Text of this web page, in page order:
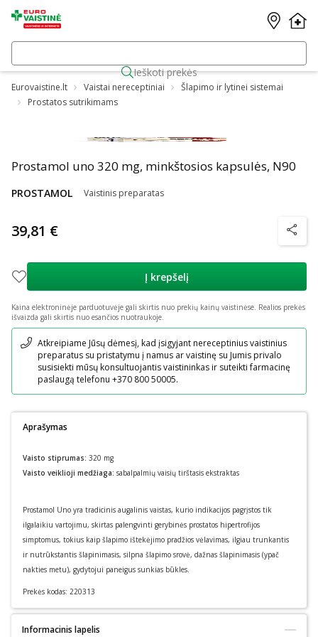
Ieškoti prekės
Eurovaistine.lt Vaistai nereceptiniai
Šlapimo ir lytinei sistemai
Prostatos sutrikimams
Prostamol uno 320 mg, minkštosios kapsulės, N90
PROSTAMOL Vaistinis preparatas
39,81 €
Į krepšelį
Kaina elektroninėje parduotuvėje gali skirtis nuo prekių kainų vaistinėse. Realios prekės
išvaizda gali skirtis nuo esančios nuotraukoje.
Pranešimas
Atkreipiame Jūsų dėmesį, kad įsigyjant nereceptinius vaistinius
preparatus su pristatymu į namus ar vaistinę su Jumis privalo
susisiekti mūsų konsultuojantis vaistininkas ir suteikti farmacinę
paslaugą telefonu +370 800 50005.
Aprašymas
Vaisto stiprumas: 320 mg
Vaisto veiklioji medžiaga: sabalpalmių vaisių tirštasis ekstraktas
Prostamol Uno yra tradicinis augalinis vaistas, kurio indikacijos pagrįstos tik
ilgalaikiu vartojimu, skirtas palengvinti gerybinės prostatos hipertrofijos
simptomus, tokius kaip šlapimo ištekėjimo pradžios vėlavimas, ilgiau trunkantis
ir nutrūkstantis šlapinimasis, silpna šlapimo srovė, dažnas šlapinimasis (ypač
nakties metu), gydytojui paneigus sunkias būkles.
Prekės kodas: 220313
Informacinis lapelis